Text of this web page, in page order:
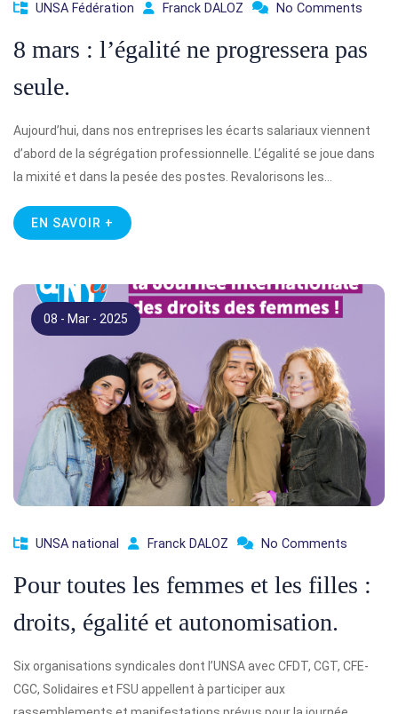
UNSA Fédération Franck DALOZ No Comments
8 mars : l’égalité ne progressera pas
seule.
Aujourd’hui, dans nos entreprises les écarts salariaux viennent
d’abord de la ségrégation professionnelle. L’égalité se joue dans
la mixité et dans la pesée des postes. Revalorisons les…
EN SAVOIR +
08 - Mar - 2025
UNSA national Franck DALOZ No Comments
Pour toutes les femmes et les filles :
droits, égalité et autonomisation.
Six organisations syndicales dont l’UNSA avec CFDT, CGT, CFE-
CGC, Solidaires et FSU appellent à participer aux